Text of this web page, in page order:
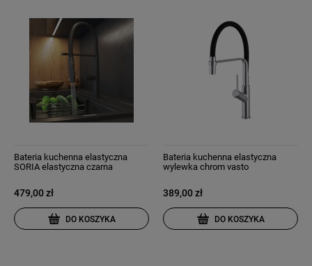
Bateria kuchenna elastyczna
SORIA elastyczna czarna
479,00 zł
DO KOSZYKA
Bateria kuchenna elastyczna
wylewka chrom vasto
389,00 zł
DO KOSZYKA